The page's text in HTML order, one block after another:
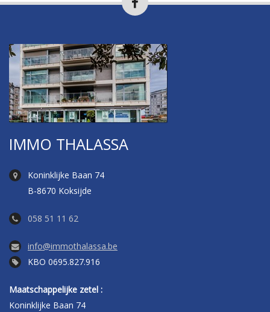
IMMO THALASSA
Koninklijke Baan 74
B-8670 Koksijde
058 51 11 62
info@immothalassa.be
KBO 0695.827.916
Maatschappelijke zetel :
Koninklijke Baan 74